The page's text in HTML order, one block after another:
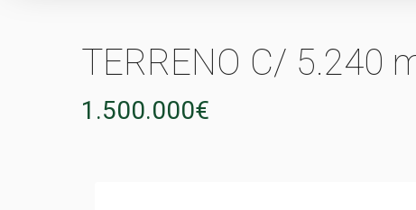
TERRENO C/ 5.240
1.500.000€